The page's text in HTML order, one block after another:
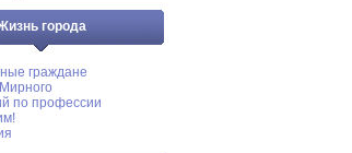
города
граждане
по профессии